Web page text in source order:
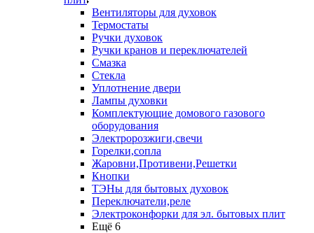
Вентиляторы для духовок
Термостаты
Ручки духовок
Ручки кранов и переключателей
Смазка
Стекла
Уплотнение двери
Лампы духовки
Комплектующие домового газового
оборудования
Электророзжиги,свечи
Горелки,сопла
Жаровни,Противени,Решетки
Кнопки
ТЭНы для бытовых духовок
Переключатели,реле
Электроконфорки для эл. бытовых плит
Ещё 6